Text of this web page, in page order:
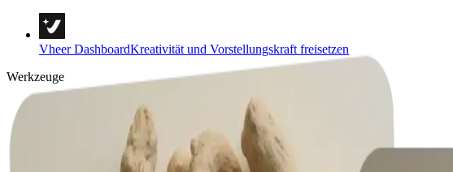
Vheer DashboardKreativität und Vorstellungskraft freisetzen
Werkzeuge
Text zu Video